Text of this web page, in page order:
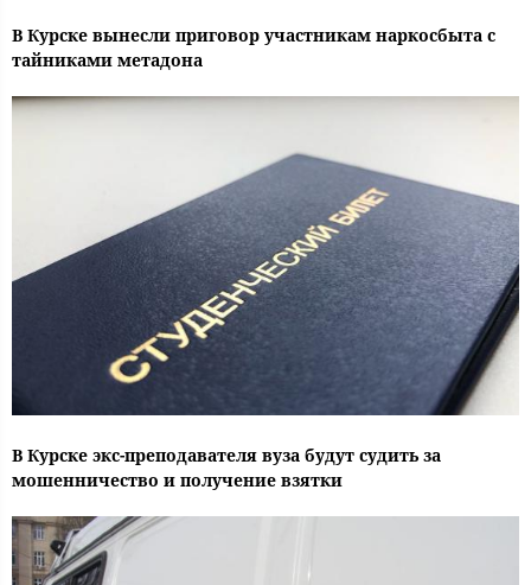
В Курске вынесли приговор участникам наркосбыта с
тайниками метадона
В Курске экс-преподавателя вуза будут судить за
мошенничество и получение взятки